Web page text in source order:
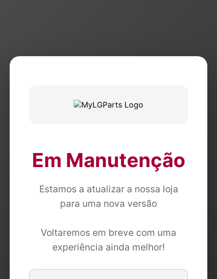
Em Manutenção
Estamos a atualizar a nossa loja
para uma nova versão
Voltaremos em breve com uma
experiência ainda melhor!